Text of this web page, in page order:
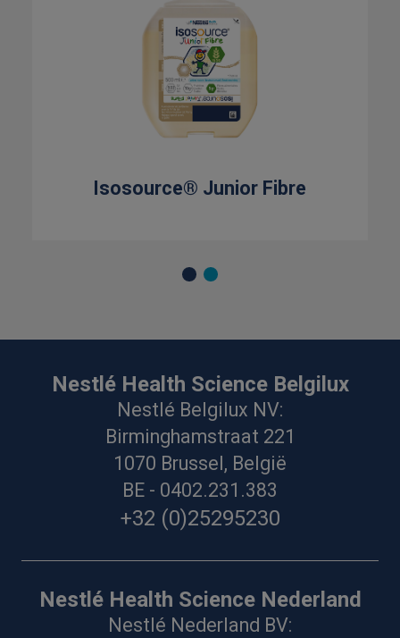
Isosource® Junior Fibre
Nestlé Health Science Belgilux
Nestlé Belgilux NV:
Birminghamstraat 221
1070 Brussel, België
BE - 0402.231.383
+32 (0)25295230
Nestlé Health Science Nederland
Nestlé Nederland BV: